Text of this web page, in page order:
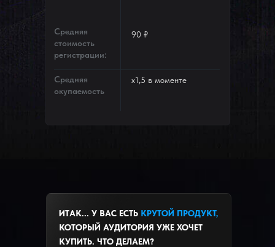
90 ₽
х1,5 в моменте
Средняя
стоимость
регистрации:
Средняя
окупаемость
ИТАК... У ВАС ЕСТЬ КРУТОЙ ПРОДУКТ,
КОТОРЫЙ АУДИТОРИЯ УЖЕ ХОЧЕТ
КУПИТЬ. ЧТО ДЕЛАЕМ?